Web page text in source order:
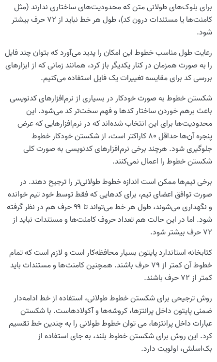
برای بلوک‌های طولانی متن که محدودیت‌های ساختاری ندارند (مثل
کامنت‌ها یا مستندات درون کد)، طول هر خط نباید از ۷۲ حرف بیشتر
شود.
رعایت طول مناسب خطوط این امکان را پدید می‌آورد که بتوان چند فایل
را به صورت همزمان در کنار یکدیگر باز کرد، همانند زمانی که از ابزارهای
بررسی کد برای مقایسه تغییرات یک فایل استفاده می‌کنیم.
شکستن خطوط به صورت خودکار در بسیاری از نرم‌افزارهای کدنویسی
باعث برهم خوردن ساختار کدها و فهم سخت‌تر کد می‌شود. این
محدودیت‌ها برای این انتخاب شده‌اند که در نرم‌افزارهایی که عرض
پنجره آن‌ها حداقل ۸۰ کاراکتر است، از شکستن خودکار خطوط
جلوگیری شود. هرچند برخی نرم‌افزارهای کدنویسی به صورت کلی
شکستن خطوط را اعمال نمی‌کنند.
برخی تیم‌ها ممکن است اندازه خطوط طولانی‌تر را ترجیح دهند. در
صورت توافق اعضای تیم، برای کدهایی که فقط توسط خود تیم خوانده
و نگهداری می‌شوند، طول هر خط می‌تواند تا ۹۹ حرف هم در نظر گرفته
شود. اما در این حالت هم تعداد حروف کامنت‌ها و مستندات نباید از
۷۲ حرف بیشتر شود.
کتابخانه استاندارد پایتون بسیار محافظه‌کار است و لازم است که تمام
خطوط آن کمتر از ۷۹ حرف باشند. همچنین کامنت‌ها و مستندات باید
کمتر از ۷۲ حرف باشند.
روش ترجیحی برای شکستن خطوط طولانی، استفاده از خط ادامه‌دار
ضمنی پایتون داخل پرانتزها، کروشه‌ها و آکولادهاست. با شکستن
عبارات داخل پرانتزها، می توان خطوط طولانی را به چندین خط تقسیم
کرد. این روش برای شکستن خطوط بلند، به جای استفاده از
بک‌اسلش، اولویت دارد.